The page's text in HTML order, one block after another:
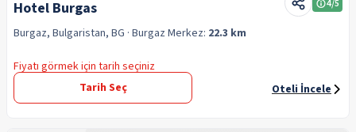
Hotel Burgas 4/5
Burgaz, Bulgaristan, BG · Burgaz Merkez: 22.3 km
Fiyatı görmek için tarih seçiniz
Tarih Seç
Oteli İncele